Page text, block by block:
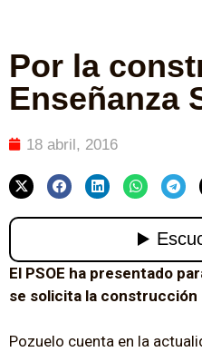
Por la
Enseñanza
18 abril, 2016
El PSOE ha presentado
se solicita la construcción
Pozuelo cuenta en la